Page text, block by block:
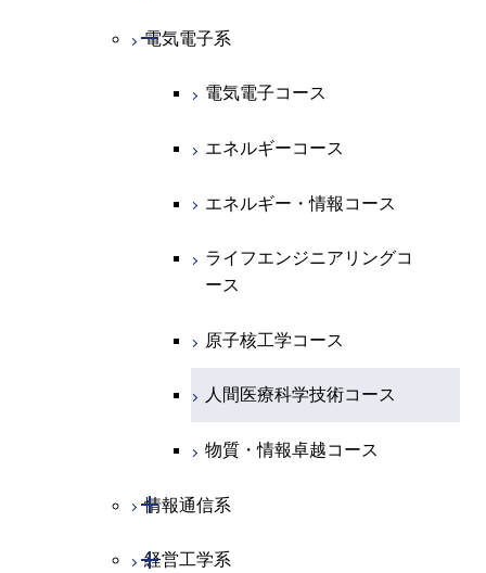
物質・情報卓越コース
化学コース
エネルギーコース
エネルギー・情報コース
物質・情報卓越コース
地球惑星科学系
地球惑星科学コース
地球生命コース
専門科目
エネルギーコース
エネルギー・情報コース
エンジニアリングデザイン
ース
システム制御コース
エンジニアリングデザイン
電気電子系
開閉
電気電子コース
エネルギーコース
エネルギー・情報コース
ライフエンジニアリングコ
ース
原子核工学コース
人間医療科学技術コース
物質・情報卓越コース
情報通信系
開閉
情報通信コース
経営工学系
開閉